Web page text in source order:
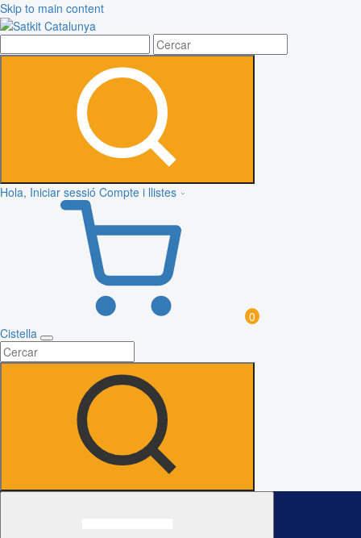
Skip to main content
Hola, Iniciar sessió Compte i llistes
0
Cistella